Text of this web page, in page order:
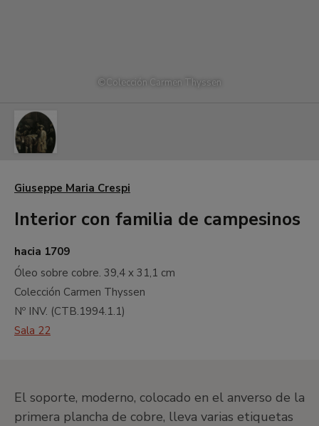
©Colección Carmen Thyssen
Maria
'lo
Crespi
Campesinos
asnos,
c.
1709
39,4
x
Giuseppe Maria Crespi
Interior con familia de campesinos
hacia 1709
Óleo sobre cobre. 39,4 x 31,1 cm
Colección Carmen Thyssen
Nº INV. (CTB.1994.1.1)
Sala 22
El soporte, moderno, colocado en el anverso de la
primera plancha de cobre, lleva varias etiquetas